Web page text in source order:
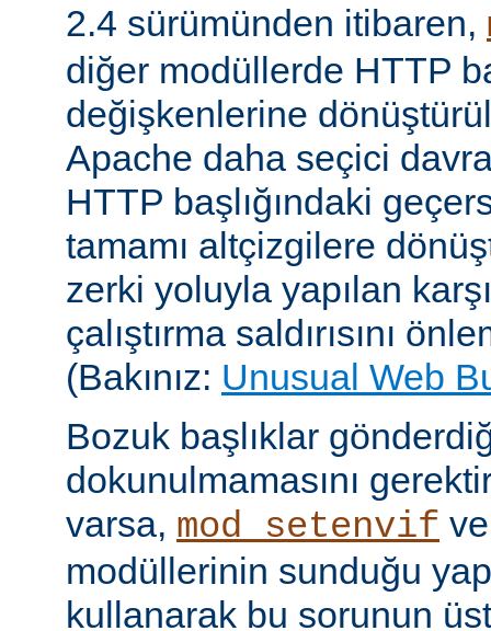
2.4 sürümünden itibaren,
diğer modüllerde HTTP
değişkenlerine
Apache daha seçici
HTTP başlığındaki
tamamı altçizgilere
zerki yoluyla yapılan
çalıştırma saldırısını
(Bakınız: Unusual Web
Bozuk başlıklar
dokunulmamasını
varsa, mod_setenvif
modüllerinin sunduğu
kullanarak bu sorunun